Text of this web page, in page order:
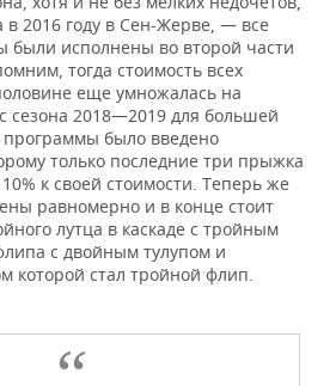
в 2016 году в Сен-Жерве, — все
были исполнены во второй части
тогда стоимость всех
еще умножалась на
сезона 2018—2019 для большей
программы было введено
только последние три прыжка
к своей стоимости. Теперь же
равномерно и в конце стоит
лутца в каскаде с тройным
с двойным тулупом и
которой стал тройной флип.